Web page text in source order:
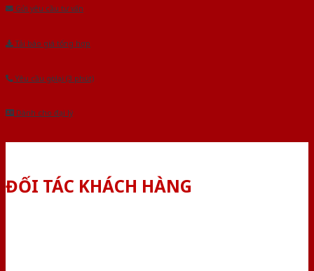
Gửi yêu cầu tư vấn
Tải báo giá tổng hợp
Yêu cầu gọi lại (3 phút)
Dành cho đại lý
ĐỐI TÁC KHÁCH HÀNG